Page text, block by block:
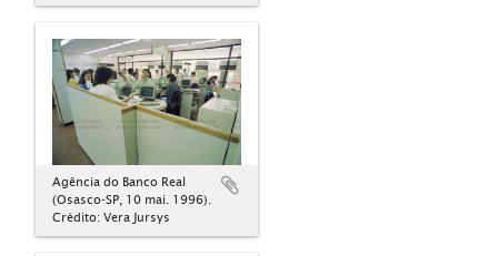
Agência do Banco Real
(Osasco-SP, 10 mai. 1996).
Crédito: Vera Jursys